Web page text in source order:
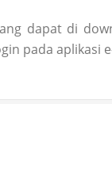
dapat di
pada aplikasi